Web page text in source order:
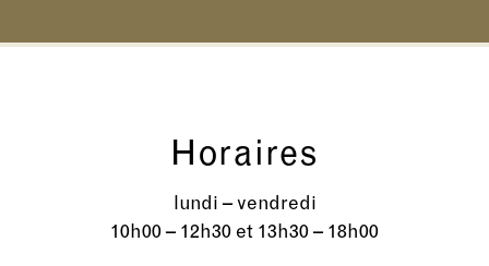
Horaires
lundi – vendredi
10h00 – 12h30 et 13h30 – 18h00